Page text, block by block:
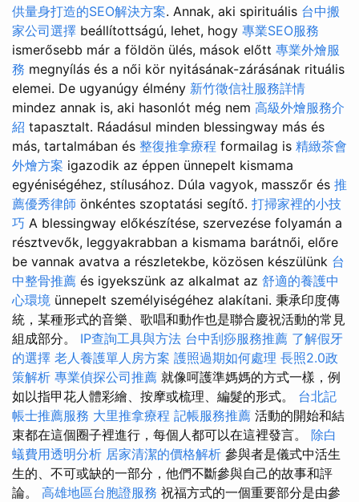
供量身打造的SEO解決方案. Annak, aki spirituális 台中搬
家公司選擇 beállítottságú, lehet, hogy 專業SEO服務
ismerősebb már a földön ülés, mások előtt 專業外燴服
務 megnyílás és a női kör nyitásának-zárásának rituális
elemei. De ugyanúgy élmény 新竹徵信社服務詳情
mindez annak is, aki hasonlót még nem 高級外燴服務介
紹 tapasztalt. Ráadásul minden blessingway más és
más, tartalmában és 整復推拿療程 formailag is 精緻茶會
外燴方案 igazodik az éppen ünnepelt kismama
egyéniségéhez, stílusához. Dúla vagyok, masszőr és 推
薦優秀律師 önkéntes szoptatási segítő. 打掃家裡的小技
巧 A blessingway előkészítése, szervezése folyamán a
résztvevők, leggyakrabban a kismama barátnői, előre
be vannak avatva a részletekbe, közösen készülünk 台
中整骨推薦 és igyekszünk az alkalmat az 舒適的養護中
心環境 ünnepelt személyiségéhez alakítani. 秉承印度傳
統，某種形式的音樂、歌唱和動作也是聯合慶祝活動的常見
組成部分。 IP查詢工具與方法 台中刮痧服務推薦 了解假牙
的選擇 老人養護單人房方案 護照過期如何處理 長照2.0政
策解析 專業偵探公司推薦 就像呵護準媽媽的方式一樣，例
如以指甲花人體彩繪、按摩或梳理、編髮的形式。 台北記
帳士推薦服務 大里推拿療程 記帳服務推薦 活動的開始和結
束都在這個圈子裡進行，每個人都可以在這裡發言。 除白
蟻費用透明分析 居家清潔的價格解析 參與者是儀式中活生
生的、不可或缺的一部分，他們不斷參與自己的故事和評
論。 高雄地區台胞證服務 祝福方式的一個重要部分是由參